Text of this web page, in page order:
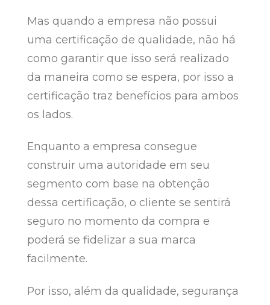
Mas quando a empresa não possui
uma certificação de qualidade, não há
como garantir que isso será realizado
da maneira como se espera, por isso a
certificação traz benefícios para ambos
os lados.
Enquanto a empresa consegue
construir uma autoridade em seu
segmento com base na obtenção
dessa certificação, o cliente se sentirá
seguro no momento da compra e
poderá se fidelizar a sua marca
facilmente.
Por isso, além da qualidade, segurança